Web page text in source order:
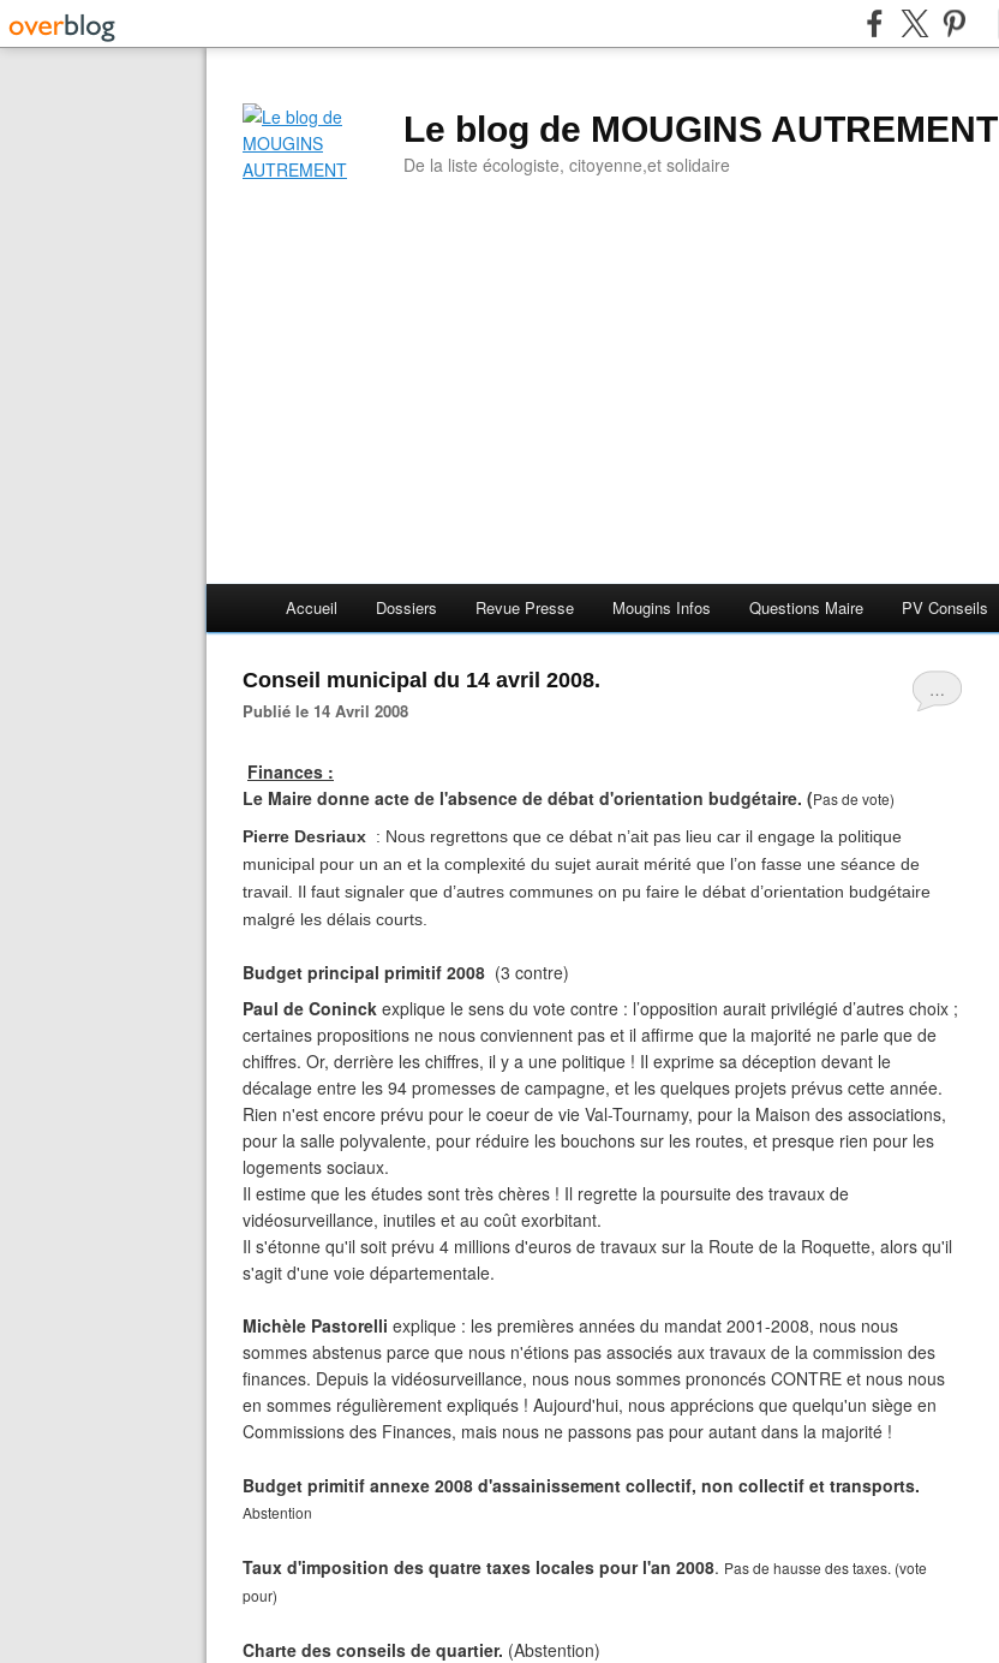
Le blog de MOUGINS AUTREMENT
De la liste écologiste, citoyenne,et solidaire
Accueil Dossiers Revue Presse Mougins Infos Questions Maire PV Conseils
…
Conseil municipal du 14 avril 2008.
Publié le 14 Avril 2008
Finances :
Le Maire donne acte de l'absence de débat d'orientation budgétaire. (Pas de vote)
Pierre Desriaux : Nous regrettons que ce débat n’ait pas lieu car il engage la politique
municipal pour un an et la complexité du sujet aurait mérité que l’on fasse une séance de
travail. Il faut signaler que d’autres communes on pu faire le débat d’orientation budgétaire
malgré les délais courts.
Budget principal primitif 2008 (3 contre)
Paul de Coninck explique le sens du vote contre : l’opposition aurait privilégié d’autres choix ;
certaines propositions ne nous conviennent pas et il affirme que la majorité ne parle que de
chiffres. Or, derrière les chiffres, il y a une politique ! Il exprime sa déception devant le
décalage entre les 94 promesses de campagne, et les quelques projets prévus cette année.
Rien n'est encore prévu pour le coeur de vie Val-Tournamy, pour la Maison des associations,
pour la salle polyvalente, pour réduire les bouchons sur les routes, et presque rien pour les
logements sociaux.
Il estime que les études sont très chères ! Il regrette la poursuite des travaux de
vidéosurveillance, inutiles et au coût exorbitant.
Il s'étonne qu'il soit prévu 4 millions d'euros de travaux sur la Route de la Roquette, alors qu'il
s'agit d'une voie départementale.
Michèle Pastorelli explique : les premières années du mandat 2001-2008, nous nous
sommes abstenus parce que nous n'étions pas associés aux travaux de la commission des
finances. Depuis la vidéosurveillance, nous nous sommes prononcés CONTRE et nous nous
en sommes régulièrement expliqués ! Aujourd'hui, nous apprécions que quelqu'un siège en
Commissions des Finances, mais nous ne passons pas pour autant dans la majorité !
Budget primitif annexe 2008 d'assainissement collectif, non collectif et transports.
Abstention
Taux d'imposition des quatre taxes locales pour l'an 2008. Pas de hausse des taxes. (vote
pour)
Charte des conseils de quartier. (Abstention)